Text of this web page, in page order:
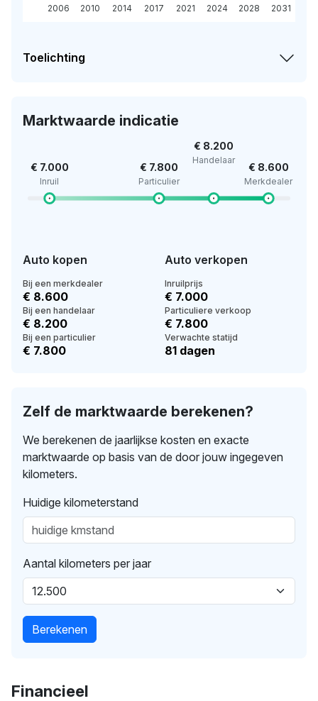
2006 2010 2014 2017 2021 2024 2028 2031
Toelichting
Marktwaarde indicatie
€ 7.000
Inruil
€ 7.800
Particulier
€ 8.200
Handelaar
€ 8.600
Merkdealer
Auto kopen
Bij een merkdealer
€ 8.600
Bij een handelaar
€ 8.200
Bij een particulier
€ 7.800
Auto verkopen
Inruilprijs
€ 7.000
Particuliere verkoop
€ 7.800
Verwachte statijd
81 dagen
Zelf de marktwaarde berekenen?
We berekenen de jaarlijkse kosten en exacte
marktwaarde op basis van de door jouw ingegeven
kilometers.
Huidige kilometerstand
Aantal kilometers per jaar
Berekenen
Financieel